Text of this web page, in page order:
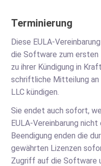
Terminierung
Diese EULA-
die Software zum ersten
zu ihrer Kündigung in
schriftliche Mitteilung an
LLC kündigen.
Sie endet auch sofort,
EULA-Vereinbarung
Beendigung enden die
gewährten Lizenzen
Zugriff auf die Software